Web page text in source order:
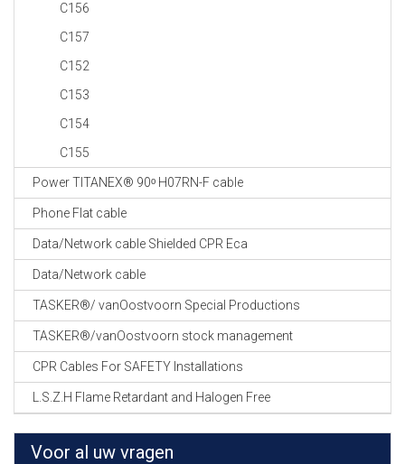
C156
C157
C152
C153
C154
C155
Power TITANEX® 90ᵒ H07RN-F cable
Phone Flat cable
Data/Network cable Shielded CPR Eca
Data/Network cable
TASKER®/ vanOostvoorn Special Productions
TASKER®/vanOostvoorn stock management
CPR Cables For SAFETY Installations
L.S.Z.H Flame Retardant and Halogen Free
Voor al uw vragen